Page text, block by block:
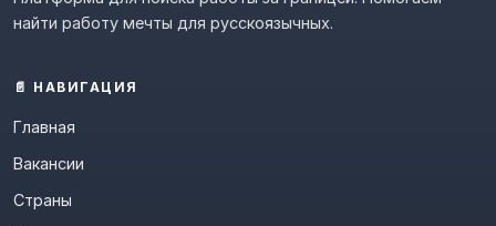
найти работу мечты для русскоязычных.
📄 НАВИГАЦИЯ
Главная
Вакансии
Страны